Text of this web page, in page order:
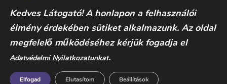
© KÖKÉNY RÉKA 2011 | A LÉLEK ILLATA
Kedves Látogató! A honlapon a felhasználói
élmény érdekében sütiket alkalmazunk. Az oldal
megfelelő működéséhez kérjük fogadja el
Adatvédelmi Nyilatkozatunkat.
Elfogad Elutasítom Beállítások